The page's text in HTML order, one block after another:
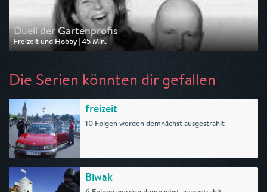
Duell der Gartenprofis
Freizeit und Hobby | 45 Min.
Ausgestrahlt von ZDF neo
Die Serien könnten dir gefallen
freizeit
10 Folgen werden demnächst ausgestrahlt
Biwak